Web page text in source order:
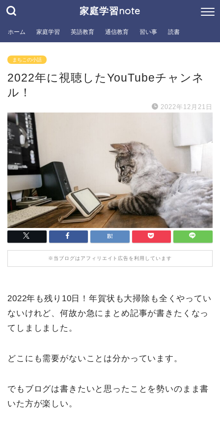
家庭学習note
ホーム 家庭学習 英語教育 通信教育 習い事 読書
まちこの小話
2022年に視聴したYouTubeチャンネ
ル！
2022年12月21日
※当ブログはアフィリエイト広告を利用しています
2022年も残り10日！年賀状も大掃除も全くやってい
ないけれど、何故か急にまとめ記事が書きたくなっ
てしましました。
どこにも需要がないことは分かっています。
でもブログは書きたいと思ったことを勢いのまま書
いた方が楽しい。